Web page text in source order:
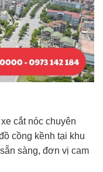
cắt nóc chuyên
cồng kềnh tại khu
sàng, đơn vị cam